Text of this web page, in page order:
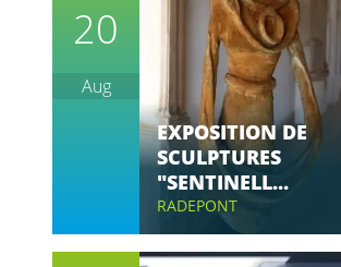
20
Aug
EXPOSITION DE
SCULPTURES
"SENTINELL...
RADEPONT